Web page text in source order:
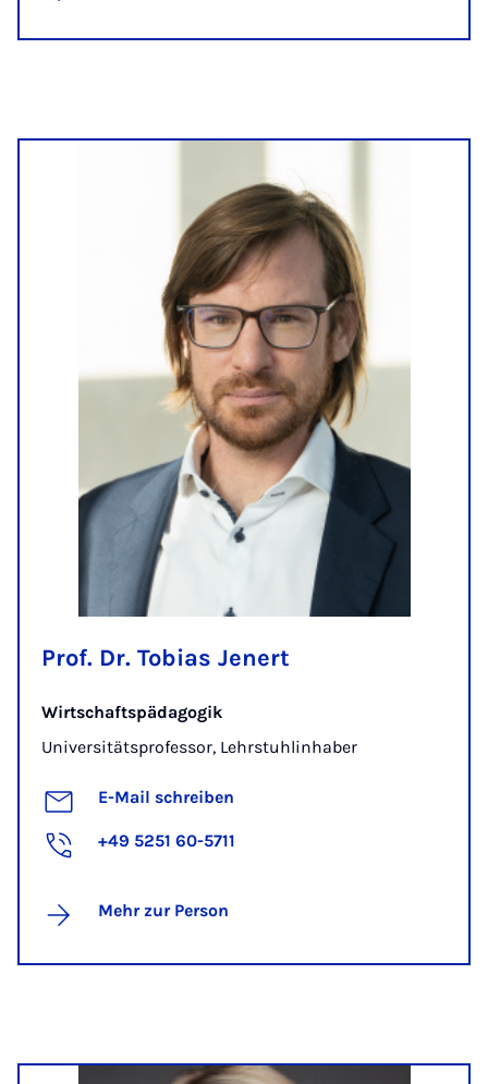
Prof. Dr. Tobias Jenert
Wirtschaftspädagogik
Universitätsprofessor, Lehrstuhlinhaber
E-Mail schreiben
+49 5251 60-5711
Mehr zur Person